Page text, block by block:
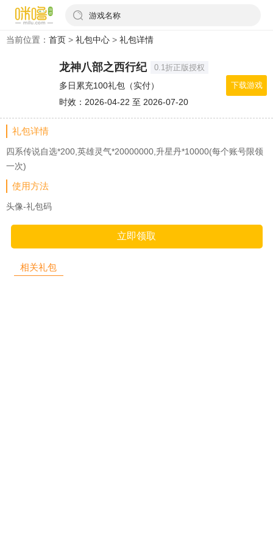
游戏名称
当前位置： 首页 > 礼包中心 > 礼包详情
龙神八部之西行纪 0.1折正版授权
多日累充100礼包（实付）
时效：2026-04-22 至 2026-07-20
下载游戏
礼包详情
四系传说自选*200,英雄灵气*20000000,升星丹*10000(每个账号限领
一次)
使用方法
头像-礼包码
立即领取
相关礼包